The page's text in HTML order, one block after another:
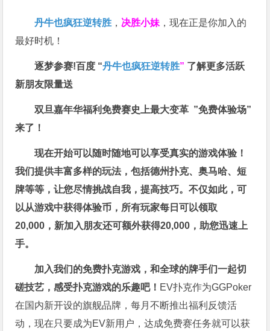
丹牛也疯狂逆转胜 ， 决胜小妹 ，现在正是你加入的
最好时机！
逐梦参赛!百度 “丹牛也疯狂逆转胜” 了解更多活跃
新朋友限量送
双旦嘉年华福利免费赛史上最大变革 ”免费体验场”
来了！
现在开始可以随时随地可以享受真实的游戏体验！
我们提供丰富多样的玩法，包括德州扑克、奥马哈、短
牌等等，让您尽情挑战自我，提高技巧。不仅如此，可
以从游戏中获得体验币，所有玩家每日可以领取
20,000，新加入朋友还可额外获得20,000，助您迅速上
手。
加入我们的免费扑克游戏，和全球的牌手们一起切
磋技艺，感受扑克游戏的乐趣吧！ EV扑克作为GGPoker
在国内新开设的旗舰品牌，每月不断推出福利反馈活
动，现在只要成为EV新用户，达成免费赛任务就可以获